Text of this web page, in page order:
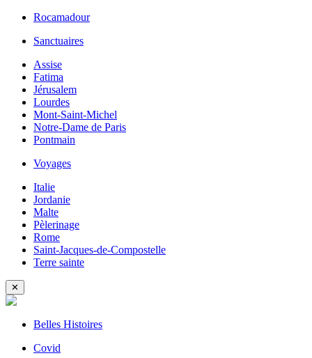
Rocamadour
Sanctuaires
Assise
Fatima
Jérusalem
Lourdes
Mont-Saint-Michel
Notre-Dame de Paris
Pontmain
Voyages
Italie
Jordanie
Malte
Pèlerinage
Rome
Saint-Jacques-de-Compostelle
Terre sainte
✕
Belles Histoires
Covid